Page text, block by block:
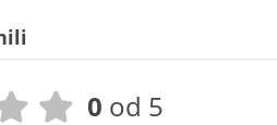
0 od 5